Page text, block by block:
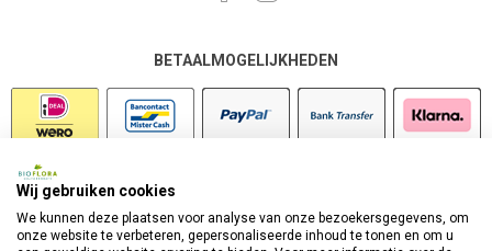
BETAALMOGELIJKHEDEN
Wij gebruiken cookies
We kunnen deze plaatsen voor analyse van onze bezoekersgegevens, om
onze website te verbeteren, gepersonaliseerde inhoud te tonen en om u